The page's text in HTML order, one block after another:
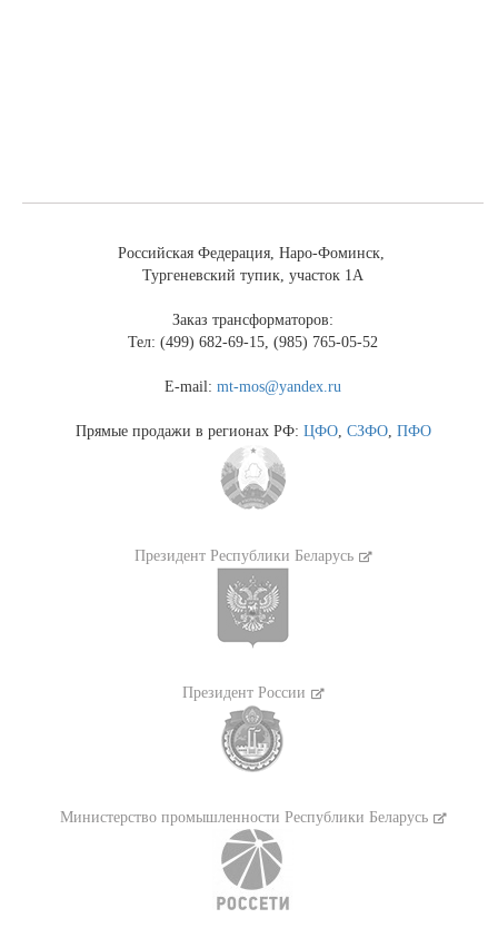
Российская Федерация, Наро-Фоминск,
Тургеневский тупик, участок 1А
Заказ трансформаторов:
Тел: (499) 682-69-15, (985) 765-05-52
E-mail:mt-mos@yandex.ru
Прямые продажи в регионах РФ: ЦФО, СЗФО, ПФО
Президент Республики Беларусь
Президент России
Министерство промышленности Республики Беларусь